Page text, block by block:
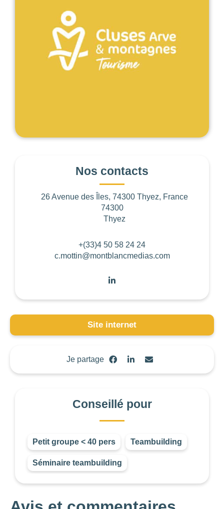
Nos contacts
26 Avenue des Îles, 74300 Thyez, France
74300
Thyez
+(33)4 50 58 24 24
c.mottin@montblancmedias.com
Site internet
Je partage
Conseillé pour
Petit groupe < 40 pers Teambuilding
Séminaire teambuilding
PERSONNE
OUVERTURE
BUDGET DE LA
Choisir